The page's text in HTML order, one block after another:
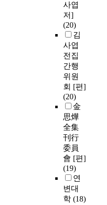
사엽
저]
(20)
김
사엽
전집
간행
위원
회 [편]
(20)
金
思燁
全集
刊行
委員
會 [편]
(19)
연
변대
학 (18)